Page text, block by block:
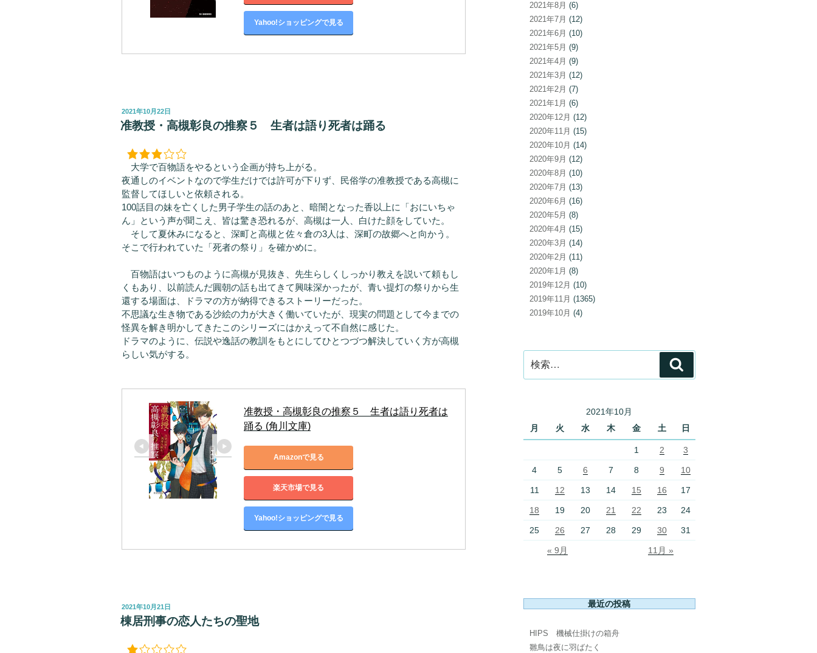
Yahoo!ショッピングで見る
投
稿
日:
2021年10月22日
准教授・高槻彰良の推察５ 生者は語り死者は踊る
大学で百物語をやるという企画が持ち上がる。
夜通しのイベントなので学生だけでは許可が下りず、民俗学の准教授である高槻に
監督してほしいと依頼される。
100話目の妹を亡くした男子学生の話のあと、暗闇となった香以上に「おにいちゃ
ん」という声が聞こえ、皆は驚き恐れるが、高槻は一人、白けた顔をしていた。
そして夏休みになると、深町と高槻と佐々倉の3人は、深町の故郷へと向かう。
そこで行われていた「死者の祭り」を確かめに。
百物語はいつものように高槻が見抜き、先生らしくしっかり教えを説いて頼もし
くもあり、以前読んだ圓朝の話も出てきて興味深かったが、青い提灯の祭りから生
還する場面は、ドラマの方が納得できるストーリーだった。
不思議な生き物である沙絵の力が大きく働いていたが、現実の問題として今までの
怪異を解き明かしてきたこのシリーズにはかえって不自然に感じた。
ドラマのように、伝説や逸話の教訓をもとにしてひとつづつ解決していく方が高槻
らしい気がする。
准教授・高槻彰良の推察５　生者は語り死者は
踊る (角川文庫)
Amazonで見る
楽天市場で見る
Yahoo!ショッピングで見る
投
稿
日:
2021年10月21日
棟居刑事の恋人たちの聖地
2021年8月 (6)
2021年7月 (12)
2021年6月 (10)
2021年5月 (9)
2021年4月 (9)
2021年3月 (12)
2021年2月 (7)
2021年1月 (6)
2020年12月 (12)
2020年11月 (15)
2020年10月 (14)
2020年9月 (12)
2020年8月 (10)
2020年7月 (13)
2020年6月 (16)
2020年5月 (8)
2020年4月 (15)
2020年3月 (14)
2020年2月 (11)
2020年1月 (8)
2019年12月 (10)
2019年11月 (1365)
2019年10月 (4)
索:
索
2021年10月
月
火 水 木 金 土 日
1 2 3
4 5 6 7 8 9 10
11 12 13 14 15 16 17
18 19 20 21 22 23 24
25 26 27 28 29 30 31
« 9月 11月 »
最近の投稿
HIPS 機械仕掛けの箱舟
雛鳥は夜に羽ばたく